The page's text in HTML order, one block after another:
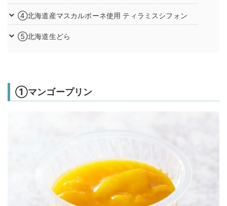
④北海道産マスカルポーネ使用 ティラミスシフォン
⑤北海道生どら
①マンゴープリン